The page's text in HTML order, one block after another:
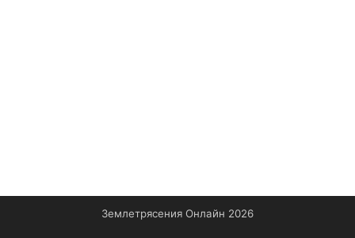
Землетрясения Онлайн 2026